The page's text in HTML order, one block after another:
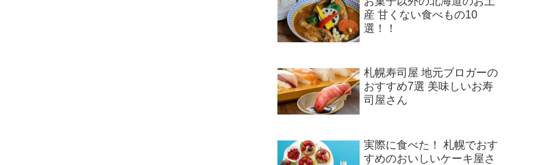
産 甘くない食べもの10
選！！
札幌寿司屋 地元ブロガーの
おすすめ7選 美味しいお寿
司屋さん
実際に食べた！ 札幌でおす
すめのおいしいケーキ屋さ